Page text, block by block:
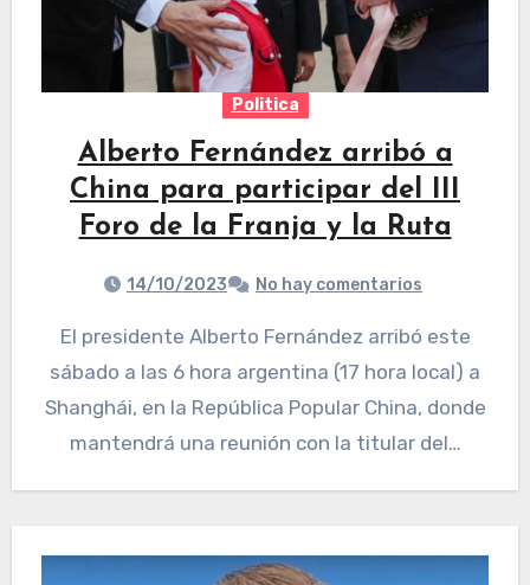
Politica
Alberto Fernández arribó a
China para participar del III
Foro de la Franja y la Ruta
14/10/2023 No hay comentarios
El presidente Alberto Fernández arribó este
sábado a las 6 hora argentina (17 hora local) a
Shanghái, en la República Popular China, donde
mantendrá una reunión con la titular del…